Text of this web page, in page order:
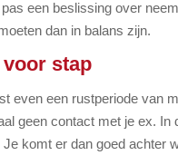
een beslissing over
dan in balans zijn.
voor stap
even een rustperiode van
geen contact met je ex. In
komt er dan goed achter